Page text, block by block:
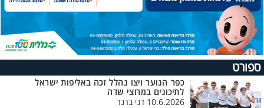
ספורט
כפר הנוער ויצו נהלל זכה באליפות ישראל
לתיכונים במרוצי שדה
10.6.2026 דני ברנר